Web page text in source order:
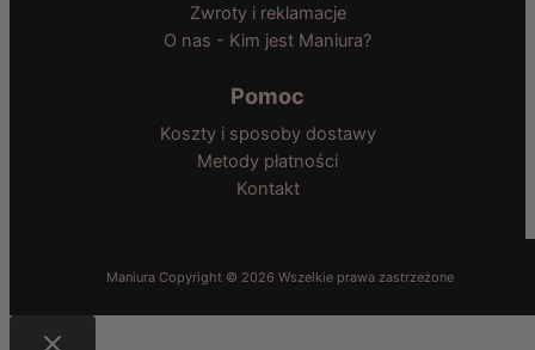
Zwroty i reklamacje
O nas - Kim jest Maniura?
Pomoc
Koszty i sposoby dostawy
Metody płatności
Kontakt